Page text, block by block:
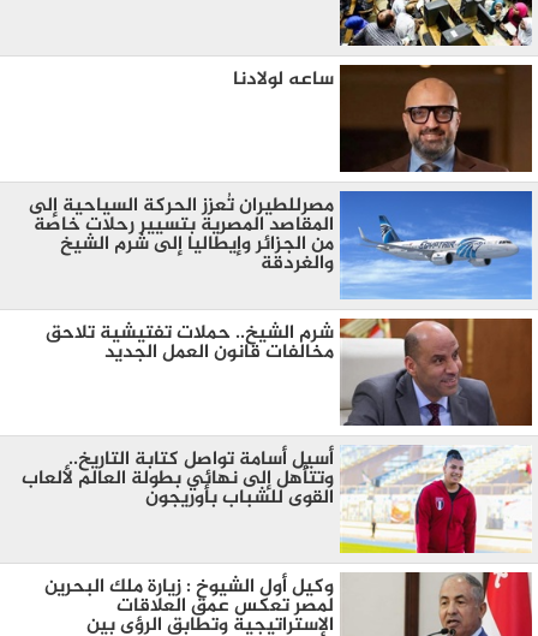
ساعه لولادنا
مصرللطيران تُعزز الحركة السياحية إلى
المقاصد المصرية بتسيير رحلات خاصة
من الجزائر وإيطاليا إلى شرم الشيخ
والغردقة
شرم الشيخ.. حملات تفتيشية تلاحق
مخالفات قانون العمل الجديد
أسيل أسامة تواصل كتابة التاريخ..
وتتأهل إلى نهائي بطولة العالم لألعاب
القوى للشباب بأوريجون
وكيل أول الشيوخ : زيارة ملك البحرين
لمصر تعكس عمق العلاقات
الإستراتيجية وتطابق الرؤى بين